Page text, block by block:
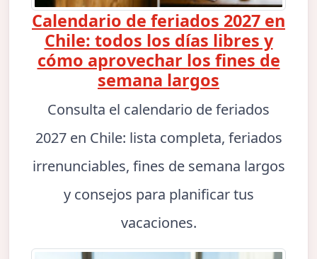
Calendario de feriados 2027 en
Chile: todos los días libres y
cómo aprovechar los fines de
semana largos
Consulta el calendario de feriados
2027 en Chile: lista completa, feriados
irrenunciables, fines de semana largos
y consejos para planificar tus
vacaciones.